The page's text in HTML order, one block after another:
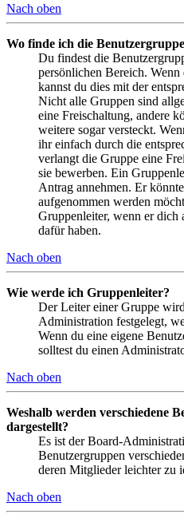
Nach oben
Wo finde ich die
Du findest die
persönlichen Bereich. Wenn
kannst du dies mit der
Nicht alle Gruppen sind
eine Freischaltung, andere
weitere sogar versteckt.
ihr einfach durch die
verlangt die Gruppe eine
sie bewerben. Ein
Antrag annehmen. Er
aufgenommen werden
Gruppenleiter, wenn er dich
dafür haben.
Nach oben
Wie werde ich Gruppenleiter?
Der Leiter einer Gruppe
Administration festgelegt,
Wenn du eine eigene
solltest du einen
Nach oben
Weshalb werden verschiedene
dargestellt?
Es ist der Board-
Benutzergruppen
deren Mitglieder leichter zu
Nach oben